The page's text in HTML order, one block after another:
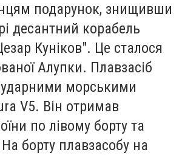
подарунок, знищивши
десантний корабель
Куніков". Це сталося
Алупки. Плавзасіб
морськими
V5. Він отримав
по лівому борту та
борту плавзасобу на